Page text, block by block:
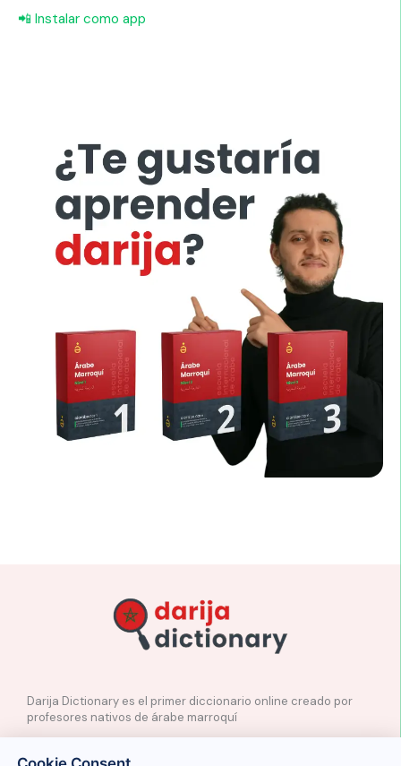
📲 Instalar como app
Darija Dictionary es el primer diccionario online creado por
profesores nativos de árabe marroquí
Contacto